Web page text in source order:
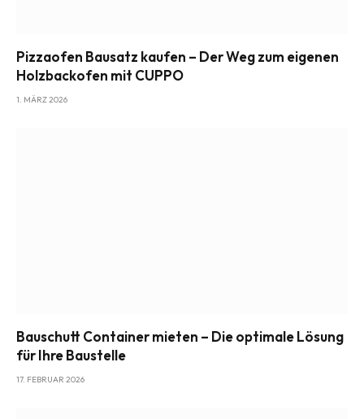
Pizzaofen Bausatz kaufen – Der Weg zum eigenen
Holzbackofen mit CUPPO
1. MÄRZ 2026
Bauschutt Container mieten – Die optimale Lösung
für Ihre Baustelle
17. FEBRUAR 2026